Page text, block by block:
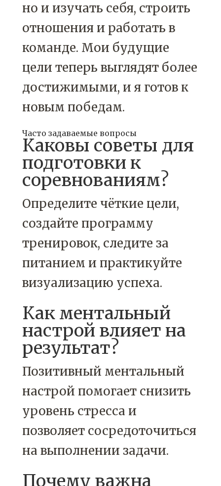
но и изучать себя, строить
отношения и работать в
команде. Мои будущие
цели теперь выглядят более
достижимыми, и я готов к
новым победам.
Часто задаваемые вопросы
Каковы советы для
подготовки к
соревнованиям?
Определите чёткие цели,
создайте программу
тренировок, следите за
питанием и практикуйте
визуализацию успеха.
Как ментальный
настрой влияет на
результат?
Позитивный ментальный
настрой помогает снизить
уровень стресса и
позволяет сосредоточиться
на выполнении задачи.
Почему важна